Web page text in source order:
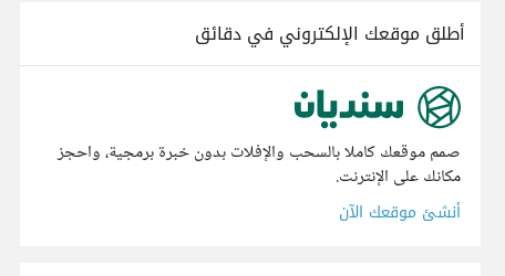
أطلق موقعك الإلكتروني في دقائق
صمم موقعك كاملا بالسحب والإفلات بدون خبرة برمجية، واحجز
مكانك على الإنترنت.
أنشئ موقعك الآن